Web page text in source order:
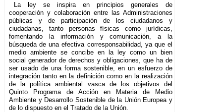
La ley se inspira en principios generales de
cooperación y colaboración entre las Administraciones
públicas y de participación de los ciudadanos y
ciudadanas, tanto personas físicas como jurídicas,
fomentando la información y comunicación, a la
búsqueda de una efectiva corresponsabilidad, ya que el
medio ambiente se concibe en la ley como un bien
social generador de derechos y obligaciones, que ha de
ser usado de una forma sostenible, en un esfuerzo de
integración tanto en la definición como en la realización
de la política ambiental vasca de los objetivos del
Quinto Programa de Acción en Materia de Medio
Ambiente y Desarrollo Sostenible de la Unión Europea y
de lo dispuesto en el Tratado de la Unión.